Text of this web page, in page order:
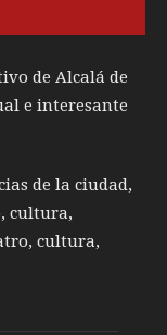
de Alcalá de
e interesante
de la ciudad,
cultura,
cultura,